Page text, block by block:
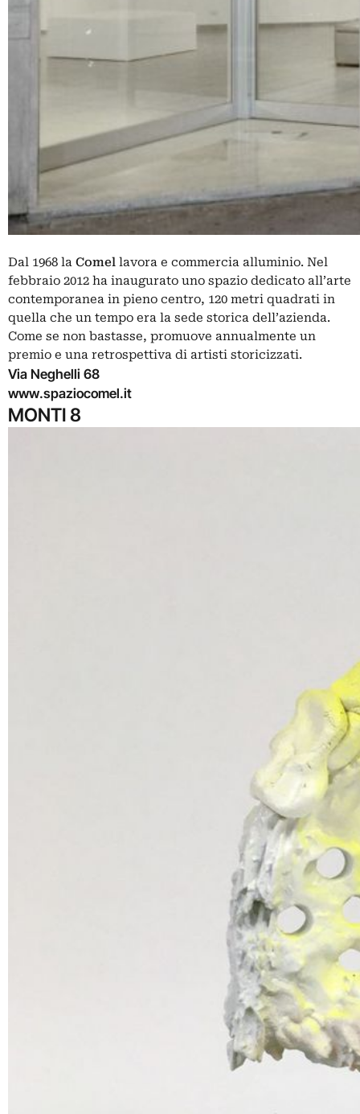
Dal 1968 la Comel lavora e commercia alluminio. Nel
febbraio 2012 ha inaugurato uno spazio dedicato all’arte
contemporanea in pieno centro, 120 metri quadrati in
quella che un tempo era la sede storica dell’azienda.
Come se non bastasse, promuove annualmente un
premio e una retrospettiva di artisti storicizzati.
Via Neghelli 68
www.spaziocomel.it
MONTI 8